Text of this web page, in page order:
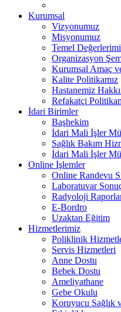
Kurumsal
Vizyonumuz
Misyonumuz
Temel
Organizasyon
Kurumsal Amaç
Kalite Politikamız
Hastanemiz
Refakatçi
İdari Birimler
Başhekim
İdari Mali İşler
Sağlık Bakım
İdari Mali İşler
Online İşlemler
Online Randevu
Laboratuvar
Radyoloji
E-Bordro
Uzaktan Eğitim
Hizmetlerimiz
Poliklinik
Servis Hizmetleri
Anne Dostu
Bebek Dostu
Ameliyathane
Gebe Okulu
Koruyucu Sağlık